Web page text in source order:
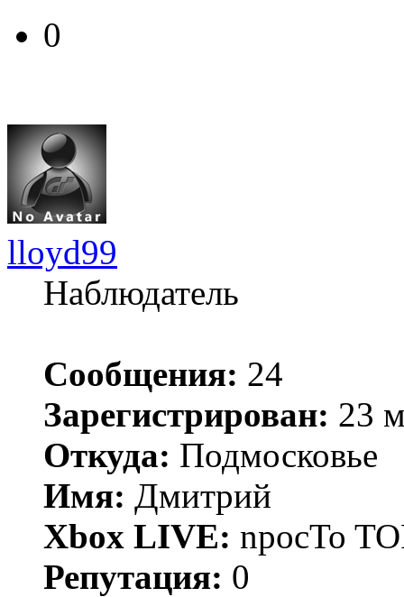
0
lloyd99
Наблюдатель
Сообщения: 24
Зарегистрирован: 23
Откуда: Подмосковье
Имя: Дмитрий
Xbox LIVE: npocTo
Репутация: 0